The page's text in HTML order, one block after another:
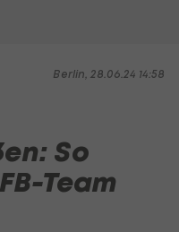
Berlin, 28.06.24 14:58
So
Team